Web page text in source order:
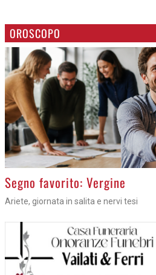
OROSCOPO
>
Segno favorito: Vergine
Ariete, giornata in salita e nervi tesi